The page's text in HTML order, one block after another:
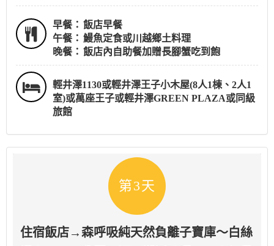
早餐： 飯店早餐
午餐： 鰻魚定食或川越鄉土料理
晚餐： 飯店內自助餐加贈長腳蟹吃到飽
輕井澤1130或輕井澤王子小木屋(8人1棟、2人1
室)或萬座王子或輕井澤GREEN PLAZA或同級
旅館
第3天
住宿飯店→森呼吸純天然負離子寶庫～白絲